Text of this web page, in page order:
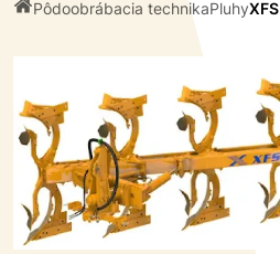
Pôdoobrábacia technikaPluhyXFS